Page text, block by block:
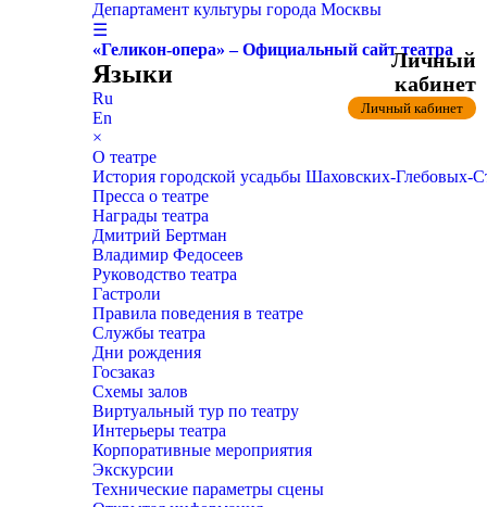
Департамент культуры города Москвы
☰
«Геликон-опера» – Официальный сайт театра
Языки
Ru
En
×
О театре
История городской усадьбы Шаховских-
Пресса о театре
Награды театра
Дмитрий Бертман
Владимир Федосеев
Руководство театра
Гастроли
Правила поведения в театре
Службы театра
Дни рождения
Госзаказ
Схемы залов
Виртуальный тур по театру
Интерьеры театра
Корпоративные мероприятия
Экскурсии
Технические параметры сцены
Личный
кабинет
Личный кабинет